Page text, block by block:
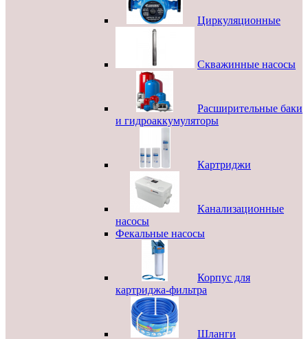
Циркуляционные
Скважинные насосы
Расширительные баки
и гидроаккумуляторы
Картриджи
Канализационные
насосы
Фекальные насосы
Корпус для
картриджа-фильтра
Шланги